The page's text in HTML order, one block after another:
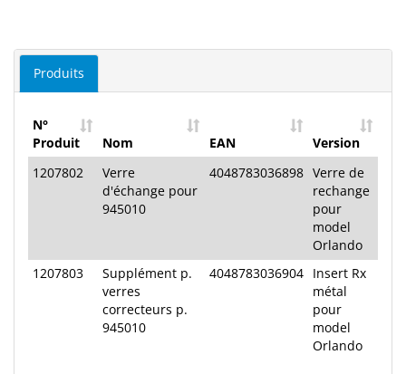
Instruments
d'optique
de
polissage
Produits
N°
Produit
Nom EAN
Version
1207802
Verre
d'échange pour
945010
4048783036898 Verre de
rechange
pour
model
Orlando
1207803
Supplément p.
verres
correcteurs p.
945010
4048783036904 Insert Rx
métal
pour
model
Orlando